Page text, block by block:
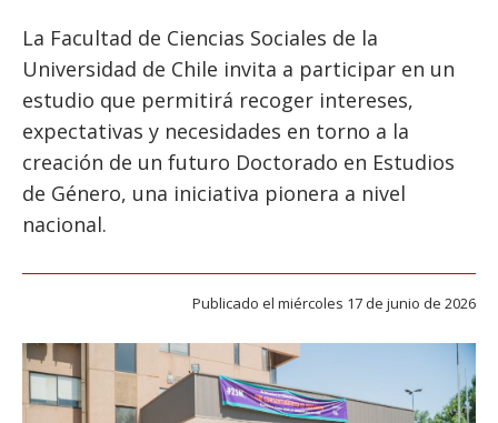
PSICOLOGÍA
SOCIOLOGÍA
TRABAJO SOCIAL
INVESTIGACIÓN
PUBLICACIONES
EXTENSIÓN
BIBLIOTECA
ADMISIÓN
ACADÉMICOS
EGRESADOS
La Facultad de Ciencias Sociales de la
Universidad de Chile invita a participar en un
estudio que permitirá recoger intereses,
expectativas y necesidades en torno a la
creación de un futuro Doctorado en Estudios
de Género, una iniciativa pionera a nivel
nacional.
Publicado el miércoles 17 de junio de 2026